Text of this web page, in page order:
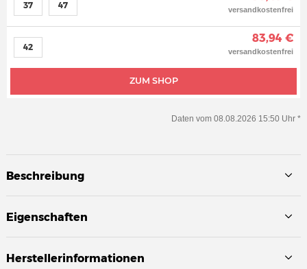
ZUM SHOP
37 47 versandkostenfrei
42
83,94 €
versandkostenfrei
Daten vom 08.08.2026 15:50 Uhr *
Beschreibung
Eigenschaften
Herstellerinformationen